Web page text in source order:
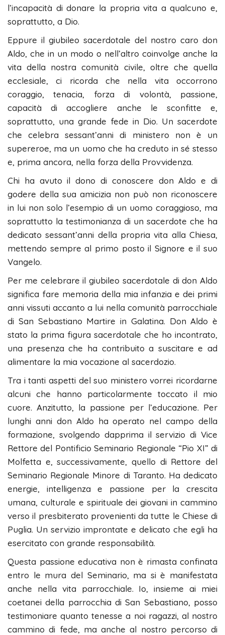
l’incapacità di donare la propria vita a qualcuno e,
soprattutto, a Dio.
Eppure il giubileo sacerdotale del nostro caro don
Aldo, che in un modo o nell’altro coinvolge anche la
vita della nostra comunità civile, oltre che quella
ecclesiale, ci ricorda che nella vita occorrono
coraggio, tenacia, forza di volontà, passione,
capacità di accogliere anche le sconfitte e,
soprattutto, una grande fede in Dio. Un sacerdote
che celebra sessant’anni di ministero non è un
supereroe, ma un uomo che ha creduto in sé stesso
e, prima ancora, nella forza della Provvidenza.
Chi ha avuto il dono di conoscere don Aldo e di
godere della sua amicizia non può non riconoscere
in lui non solo l’esempio di un uomo coraggioso, ma
soprattutto la testimonianza di un sacerdote che ha
dedicato sessant’anni della propria vita alla Chiesa,
mettendo sempre al primo posto il Signore e il suo
Vangelo.
Per me celebrare il giubileo sacerdotale di don Aldo
significa fare memoria della mia infanzia e dei primi
anni vissuti accanto a lui nella comunità parrocchiale
di San Sebastiano Martire in Galatina. Don Aldo è
stato la prima figura sacerdotale che ho incontrato,
una presenza che ha contribuito a suscitare e ad
alimentare la mia vocazione al sacerdozio.
Tra i tanti aspetti del suo ministero vorrei ricordarne
alcuni che hanno particolarmente toccato il mio
cuore. Anzitutto, la passione per l’educazione. Per
lunghi anni don Aldo ha operato nel campo della
formazione, svolgendo dapprima il servizio di Vice
Rettore del Pontificio Seminario Regionale “Pio XI” di
Molfetta e, successivamente, quello di Rettore del
Seminario Regionale Minore di Taranto. Ha dedicato
energie, intelligenza e passione per la crescita
umana, culturale e spirituale dei giovani in cammino
verso il presbiterato provenienti da tutte le Chiese di
Puglia. Un servizio improntate e delicato che egli ha
esercitato con grande responsabilità.
Questa passione educativa non è rimasta confinata
entro le mura del Seminario, ma si è manifestata
anche nella vita parrocchiale. Io, insieme ai miei
coetanei della parrocchia di San Sebastiano, posso
testimoniare quanto tenesse a noi ragazzi, al nostro
cammino di fede, ma anche al nostro percorso di